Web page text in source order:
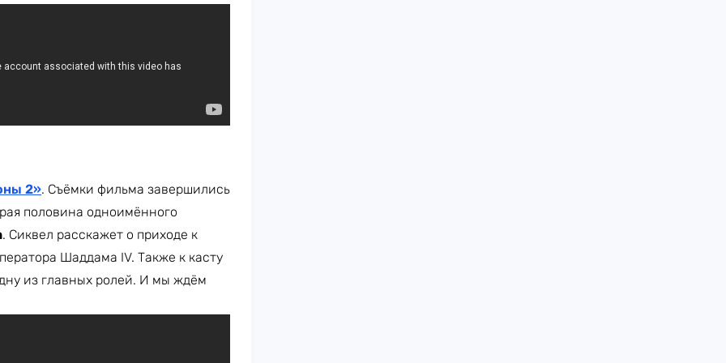
2». Съёмки фильма завершились
половина одноимённого
. Сиквел расскажет о приходе к
Шаддама IV. Также к касту
из главных ролей. И мы ждём